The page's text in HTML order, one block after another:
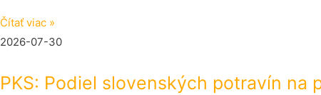
Čítať viac »
2026-07-30
PKS: Podiel slovenských potravín